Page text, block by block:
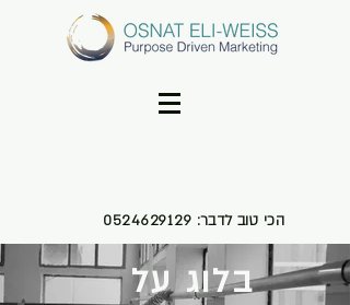
הכי טוב לדבר: 0524629129
בלוג על